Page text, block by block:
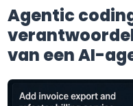
Agentic
van een AI-